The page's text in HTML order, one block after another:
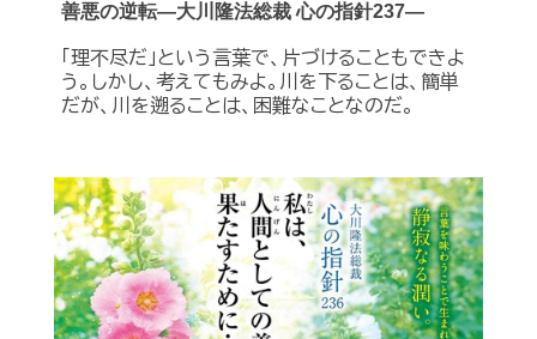
善悪の逆転―大川隆法総裁 心の指針237―
「理不尽だ」という言葉で、片づけることもできよ
う。しかし、考えてもみよ。川を下ることは、簡単
だが、川を遡ることは、困難なことなのだ。